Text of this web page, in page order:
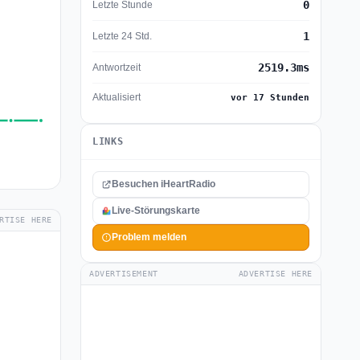
HERE
Letzte Stunde 0
Letzte 24 Std. 1
Antwortzeit 2519.3ms
Aktualisiert vor 17 Stunden
LINKS
Besuchen iHeartRadio
Live-Störungskarte
Problem melden
ADVERTISEMENT ADVERTISE HERE